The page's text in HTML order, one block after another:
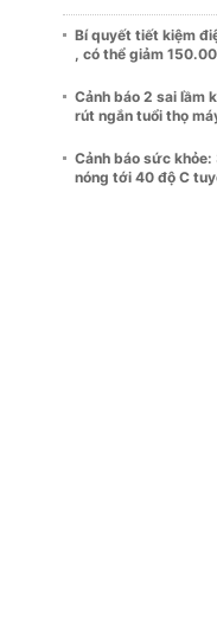
Bí quyết tiết kiệm
, có thể giảm
Cảnh báo 2 sai lầm
rút ngắn tuổi thọ
Cảnh báo sức khỏe:
nóng tới 40 độ C